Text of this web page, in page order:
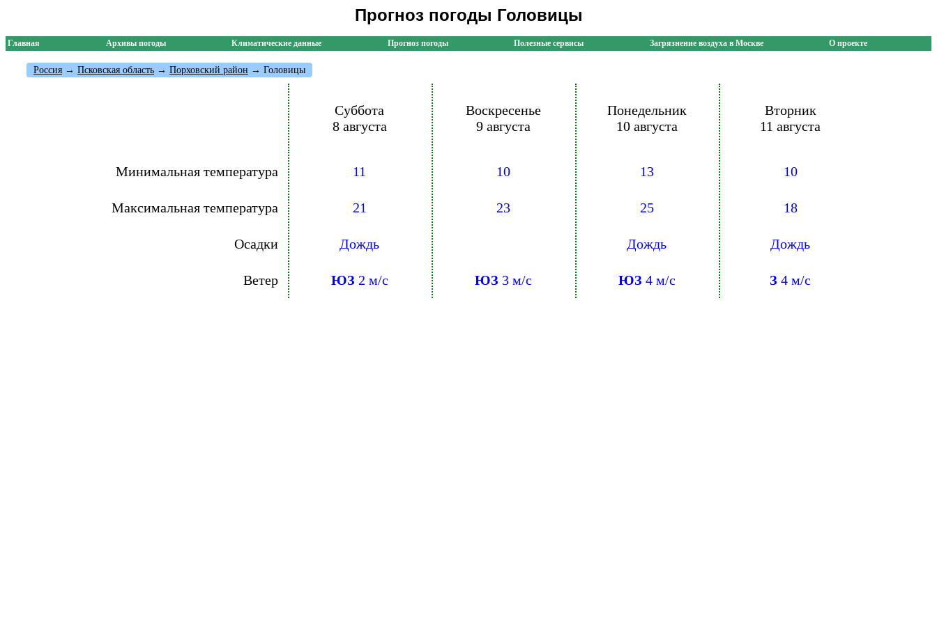
Прогноз погоды Головицы
Главная Архивы погоды Климатические данные Прогноз погоды Полезные сервисы Загрязнение воздуха в Москве О проекте
Россия → Псковская область → Порховский район → Головицы
Суббота
8 августа
Воскресенье
9 августа
Понедельник
10 августа
Вторник
11 августа
Минимальная температура 11 10 13 10
Максимальная температура 21 23 25 18
Осадки Дождь Дождь Дождь
Ветер ЮЗ 2 м/с ЮЗ 3 м/с ЮЗ 4 м/с З 4 м/с